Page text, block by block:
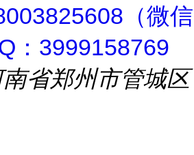
（微信
：3999158769
省郑州市管城区